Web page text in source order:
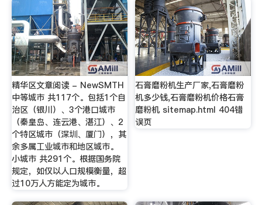
精华区文章阅读 - NewSMTH
中等城市 共117个。包括1个自
治区（银川）、3个港口城市
（秦皇岛、连云港、湛江）、2
个特区城市（深圳、厦门），其
余多属工业城市和地区城市。
小城市 共291个。根据国务院
规定，如仅以人口规模衡量，超
过10万人方能定为城市。
石膏磨粉机生产厂家,石膏磨粉
机多少钱,石膏磨粉机价格石膏
磨粉机 sitemap.html 404错
误页